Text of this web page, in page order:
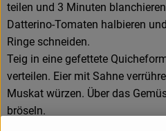
teilen und 3 Minuten
Datterino-Tomaten halbieren
Ringe schneiden.
Teig in eine gefettete
verteilen. Eier mit Sahne
Muskat würzen. Über das
bröseln.